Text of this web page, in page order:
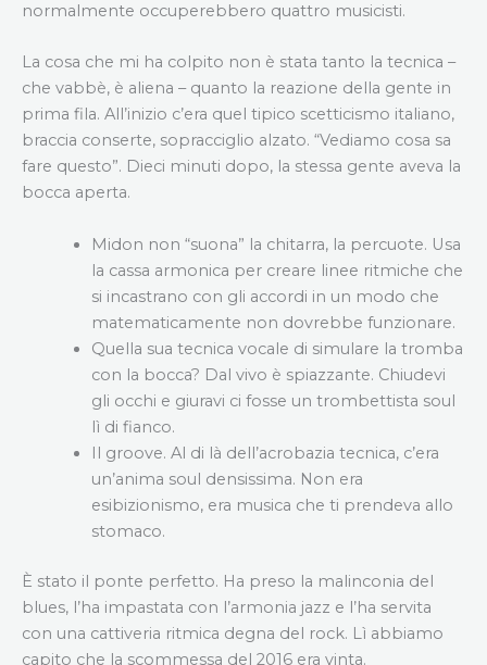
normalmente occuperebbero quattro musicisti.
La cosa che mi ha colpito non è stata tanto la tecnica –
che vabbè, è aliena – quanto la reazione della gente in
prima fila. All’inizio c’era quel tipico scetticismo italiano,
braccia conserte, sopracciglio alzato. “Vediamo cosa sa
fare questo”. Dieci minuti dopo, la stessa gente aveva la
bocca aperta.
Midon non “suona” la chitarra, la percuote. Usa
la cassa armonica per creare linee ritmiche che
si incastrano con gli accordi in un modo che
matematicamente non dovrebbe funzionare.
Quella sua tecnica vocale di simulare la tromba
con la bocca? Dal vivo è spiazzante. Chiudevi
gli occhi e giuravi ci fosse un trombettista soul
lì di fianco.
Il groove. Al di là dell’acrobazia tecnica, c’era
un’anima soul densissima. Non era
esibizionismo, era musica che ti prendeva allo
stomaco.
È stato il ponte perfetto. Ha preso la malinconia del
blues, l’ha impastata con l’armonia jazz e l’ha servita
con una cattiveria ritmica degna del rock. Lì abbiamo
capito che la scommessa del 2016 era vinta.